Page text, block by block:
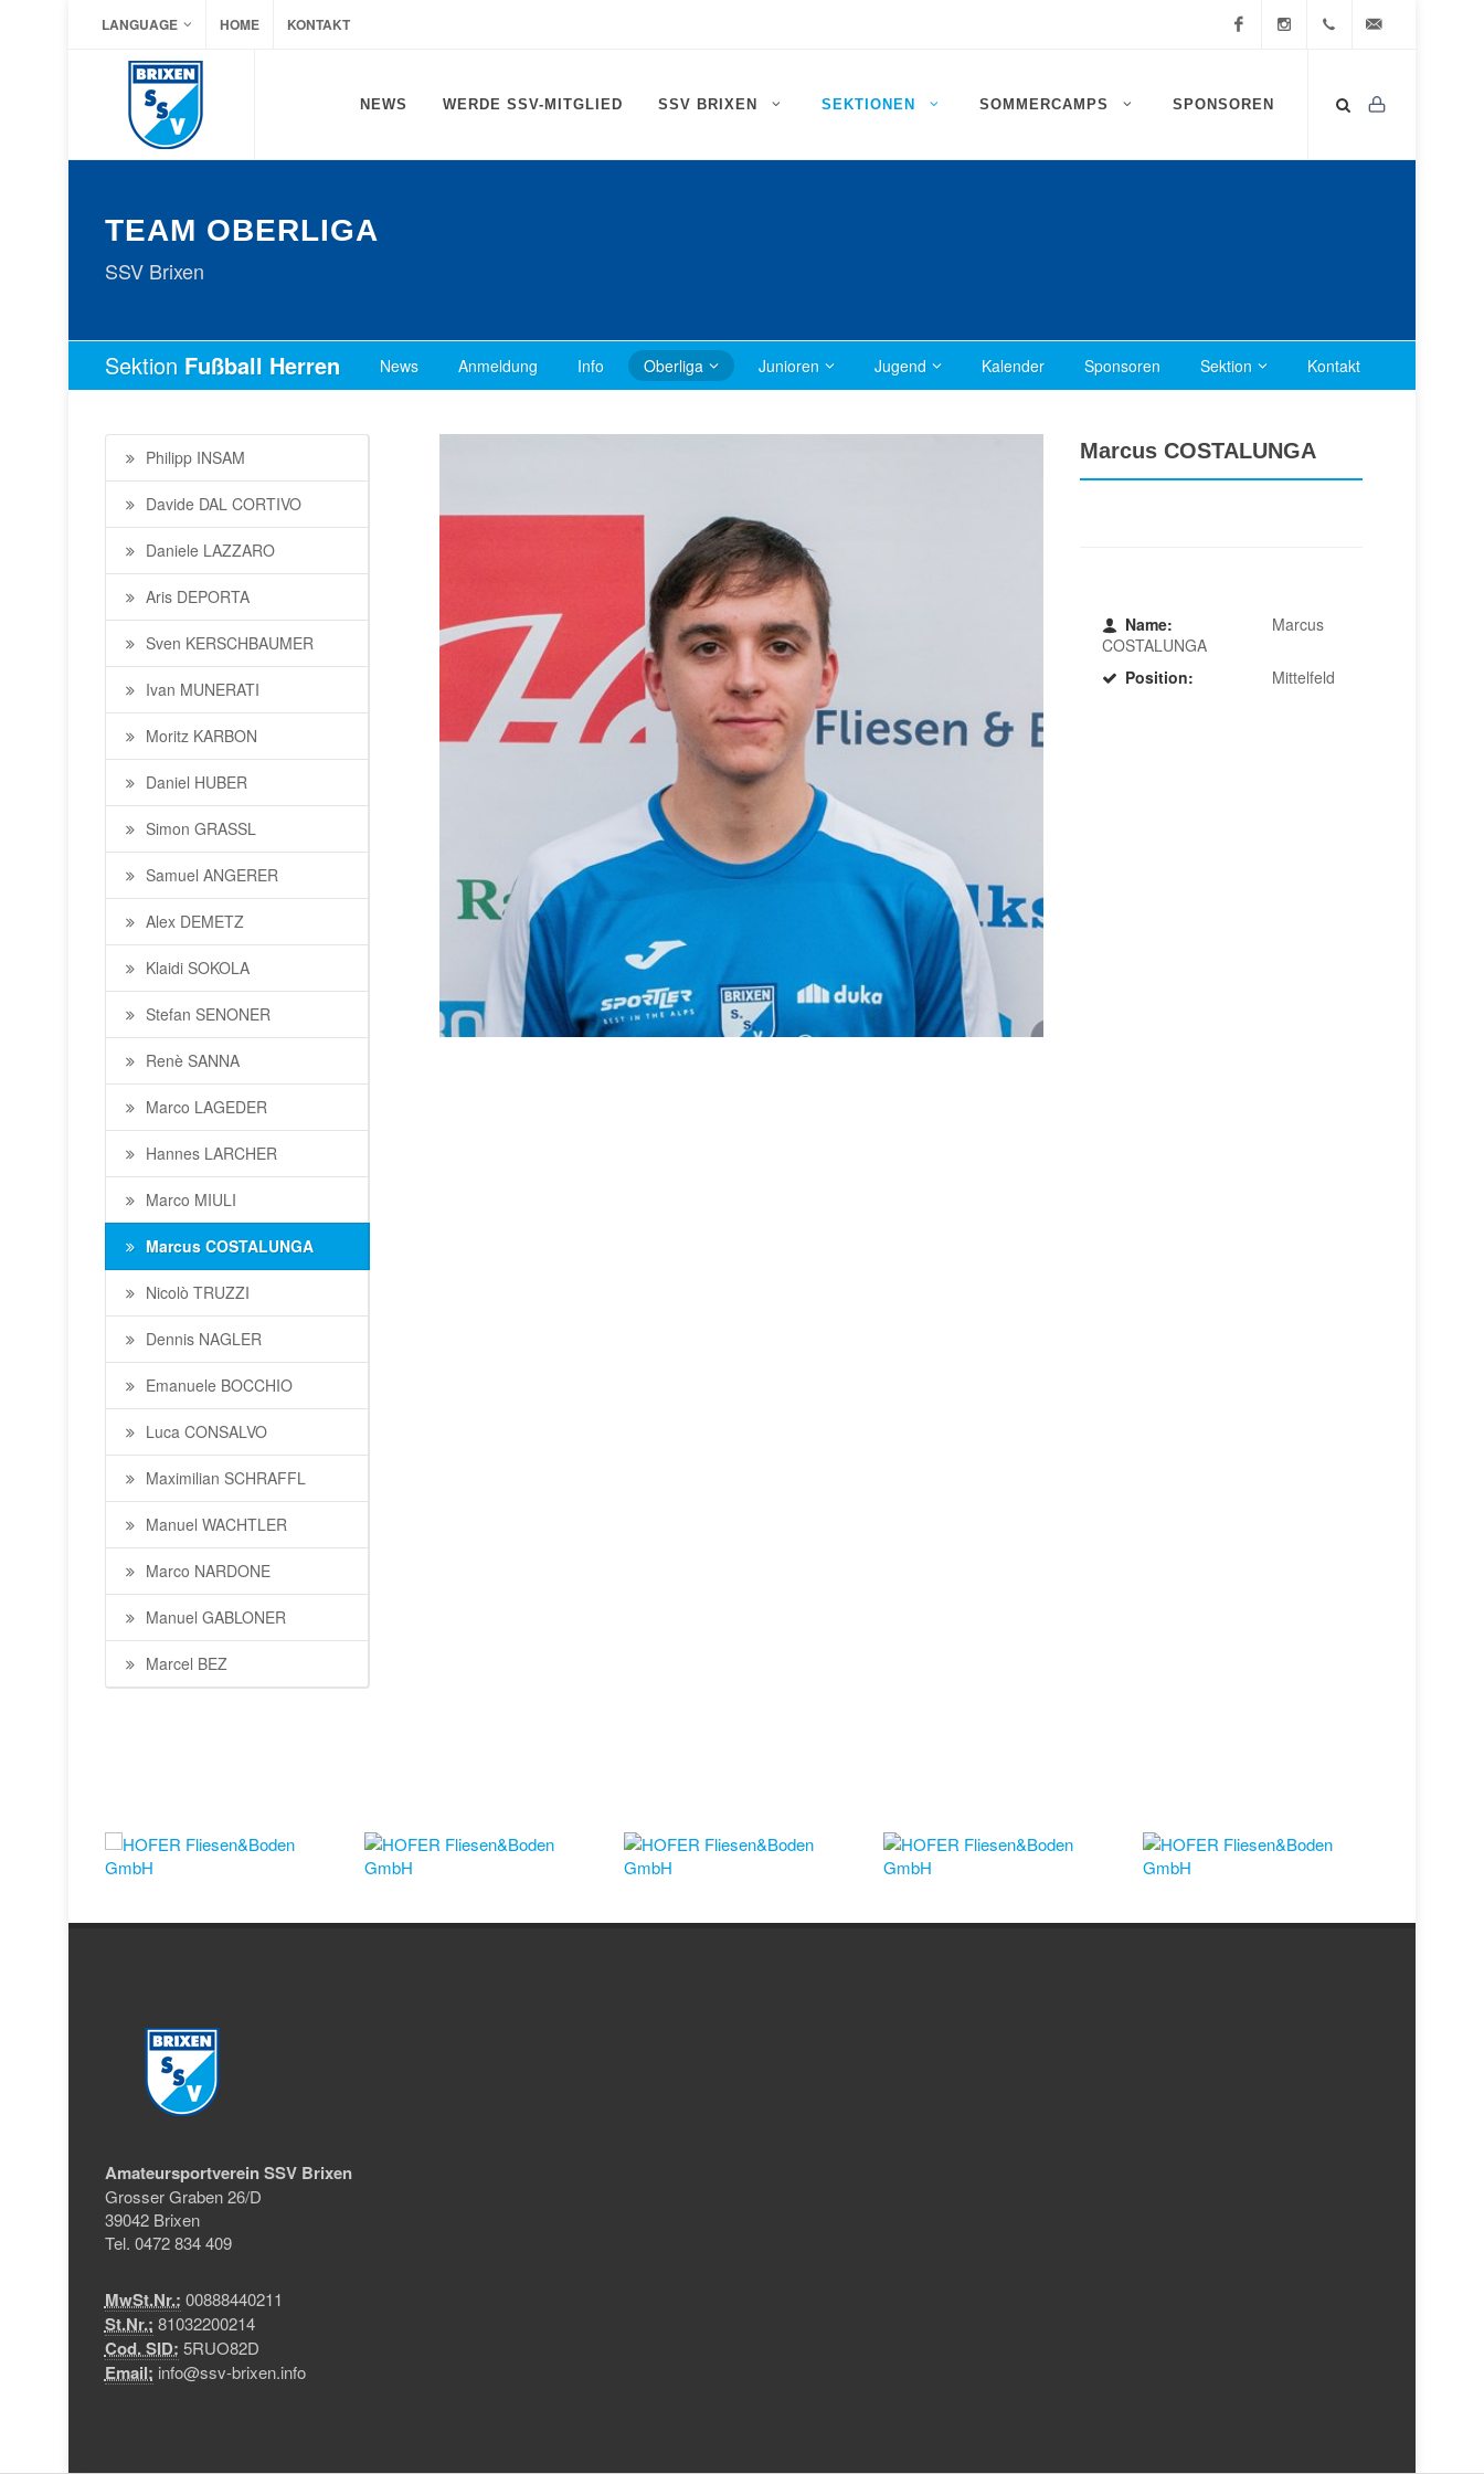
LANGUAGE HOME KONTAKT
NEWS WERDE SSV-MITGLIED SSV BRIXEN SEKTIONEN SOMMERCAMPS SPONSOREN
TEAM OBERLIGA
SSV Brixen
Sektion Fußball Herren News Anmeldung Info Oberliga Junioren Jugend Kalender Sponsoren Sektion Kontakt
Philipp INSAM
Davide DAL CORTIVO
Daniele LAZZARO
Aris DEPORTA
Sven KERSCHBAUMER
Ivan MUNERATI
Moritz KARBON
Daniel HUBER
Simon GRASSL
Samuel ANGERER
Alex DEMETZ
Klaidi SOKOLA
Stefan SENONER
Renè SANNA
Marco LAGEDER
Hannes LARCHER
Marco MIULI
Marcus COSTALUNGA
Nicolò TRUZZI
Dennis NAGLER
Emanuele BOCCHIO
Luca CONSALVO
Maximilian SCHRAFFL
Manuel WACHTLER
Marco NARDONE
Manuel GABLONER
Marcel BEZ
Marcus COSTALUNGA
Name:
Marcus
COSTALUNGA
Position:
Mittelfeld
Amateursportverein SSV Brixen
Grosser Graben 26/D
39042 Brixen
Tel. 0472 834 409
MwSt.Nr.: 00888440211
St.Nr.: 81032200214
Cod. SID: 5RUO82D
Email: info@ssv-brixen.info